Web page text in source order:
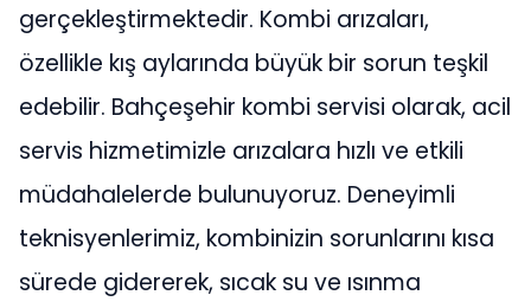
gerçekleştirmektedir. Kombi arızaları,
özellikle kış aylarında büyük bir sorun teşkil
edebilir. Bahçeşehir kombi servisi olarak, acil
servis hizmetimizle arızalara hızlı ve etkili
müdahalelerde bulunuyoruz. Deneyimli
teknisyenlerimiz, kombinizin sorunlarını kısa
sürede gidererek, sıcak su ve ısınma